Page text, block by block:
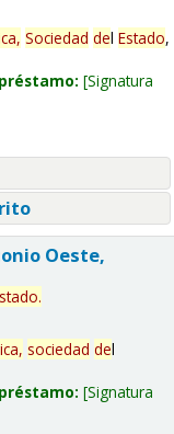
Sociedad del Estado,
Signatura
Oeste,
.
sociedad del
Signatura